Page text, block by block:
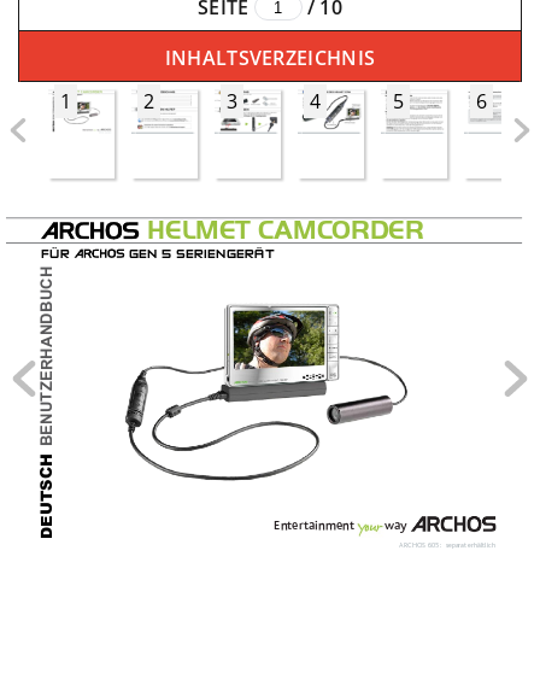
SEITE / 10
INHALTSVERZEICHNIS
1
2 3 4 5 6
HELMET CAMCORDER
Entertainment         way
DEUTSCH
BenutzerhandBuch
Für Gen 5 serienGerät
ARCHOS 605 :  separat erhältlich